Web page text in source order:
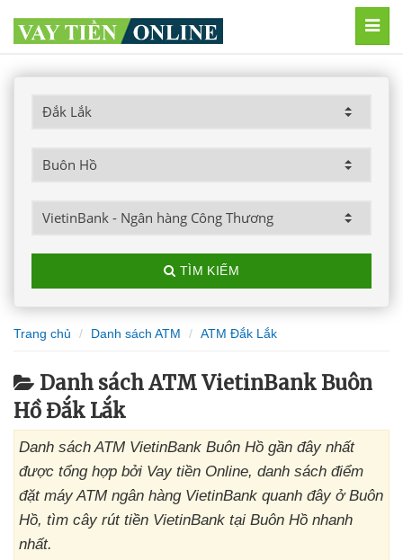
TÌM KIẾM
Trang chủ Danh sách ATM ATM Đắk Lắk
Danh sách ATM VietinBank Buôn
Hồ Đắk Lắk
Danh sách ATM VietinBank Buôn Hồ gần đây nhất
được tổng hợp bởi Vay tiền Online, danh sách điểm
đặt máy ATM ngân hàng VietinBank quanh đây ở Buôn
Hồ, tìm cây rút tiền VietinBank tại Buôn Hồ nhanh
nhất.